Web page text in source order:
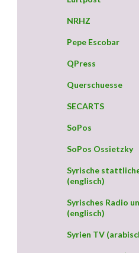
NRHZ
Pepe Escobar
QPress
Querschuesse
SECARTS
SoPos
SoPos Ossietzky
Syrische
(englisch)
Syrisches Radio
(englisch)
Syrien TV